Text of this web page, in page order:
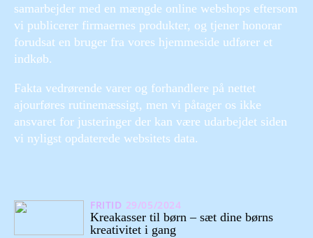
samarbejder med en mængde online webshops eftersom
vi publicerer firmaernes produkter, og tjener honorar
forudsat en bruger fra vores hjemmeside udfører et
indkøb.
Fakta vedrørende varer og forhandlere på nettet
ajourføres rutinemæssigt, men vi påtager os ikke
ansvaret for justeringer der kan være udarbejdet siden
vi nyligst opdaterede websitets data.
FRITID 29/05/2024
Kreakasser til børn – sæt dine børns
kreativitet i gang